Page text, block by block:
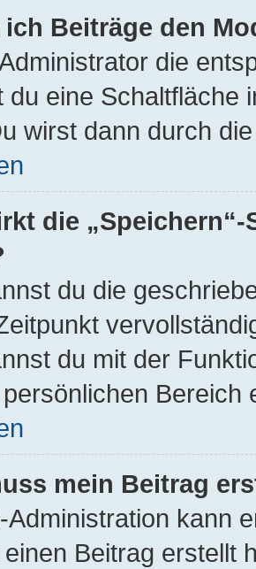
ich Beiträge den
die
du eine Schaltfläche
wirst dann durch
die
du die
du mit der
Bereich
mein Beitrag
Administration kann
Beitrag erstellt